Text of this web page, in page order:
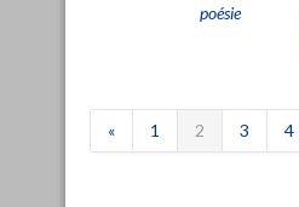
poésie
« 1 2 3 4